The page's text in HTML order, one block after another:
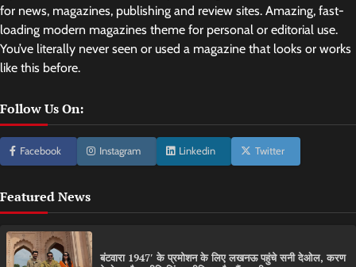
for news, magazines, publishing and review sites. Amazing, fast-
loading modern magazines theme for personal or editorial use.
You’ve literally never seen or used a magazine that looks or works
like this before.
Follow Us On:
Facebook Instagram Linkedin Twitter
Featured News
बंटवारा 1947′ के प्रमोशन के लिए लखनऊ पहुंचे सनी देओल, करण